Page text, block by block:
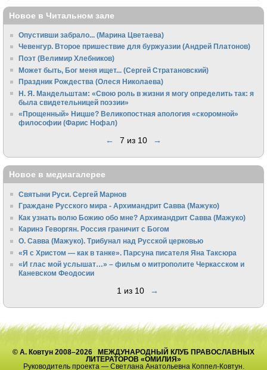
Новое в Читальном зале
Опустивши забрало... (Марина Цветаева)
Чевенгур. Второе пришествие для буржуазии (Андрей Платонов)
Поэт (Велимир Хлебников)
Может быть, Бог меня ищет... (Сергей Стратановский)
Праздник Рождества (Олеся Николаева)
Н. Я. Мандельштам: «Свою pоль в жизни я могу опpеделить так: я
была свидетельницей поэзии»
«Прощенный» Ницше? Великопостная апология «скоромной»
философии (Фарис Нофал)
← 7 из 10 →
Новое в медиагалерее
Святыни Руси. Сергей Марнов
Граждане Русского мира - Архимандрит Савва (Мажуко)
Как узнать волю Божию обо мне? Архимандрит Савва (Мажуко)
Каринэ Геворгян. Россия граничит с Богом
О. Савва (Мажуко). Трибунал над Русской церковью
«Я с Христом — как в танке». Парсуна писателя Яна Таксюра
«И глас мой услышат…» – фильм о митрополите Черкасском и
Каневском Феодосии
1 из 10 →
© А. Ковтун 2008–2026 МЕЖДУНАРОДНЫЙ КЛУБ ПРАВОСЛАВНЫХ
ЛИТЕРАТОРОВ «ОМИЛИЯ»
Руководитель проекта — Светлана Анатольевна Коппел-Ковтун.